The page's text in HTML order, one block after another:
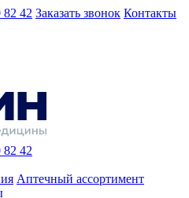
82 42 Заказать звонок Контакты
82 42
Аптечный ассортимент